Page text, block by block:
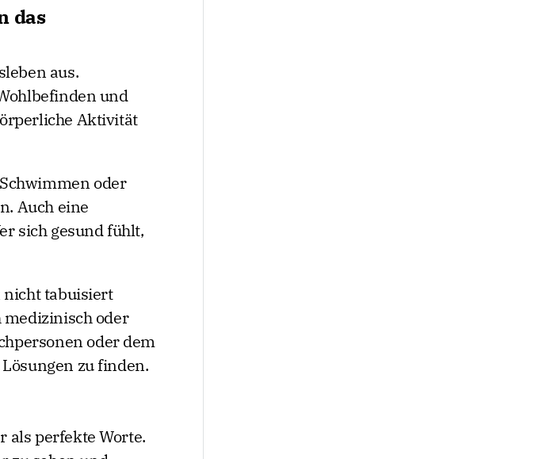
das
aus.
und
Aktivität
oder
Auch eine
sich gesund fühlt,
nicht tabuisiert
oder
oder dem
zu finden.
als perfekte Worte.